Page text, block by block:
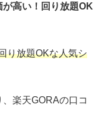
が高い！回り放題OK
り放題OKな人気シ
楽天GORAの口コ